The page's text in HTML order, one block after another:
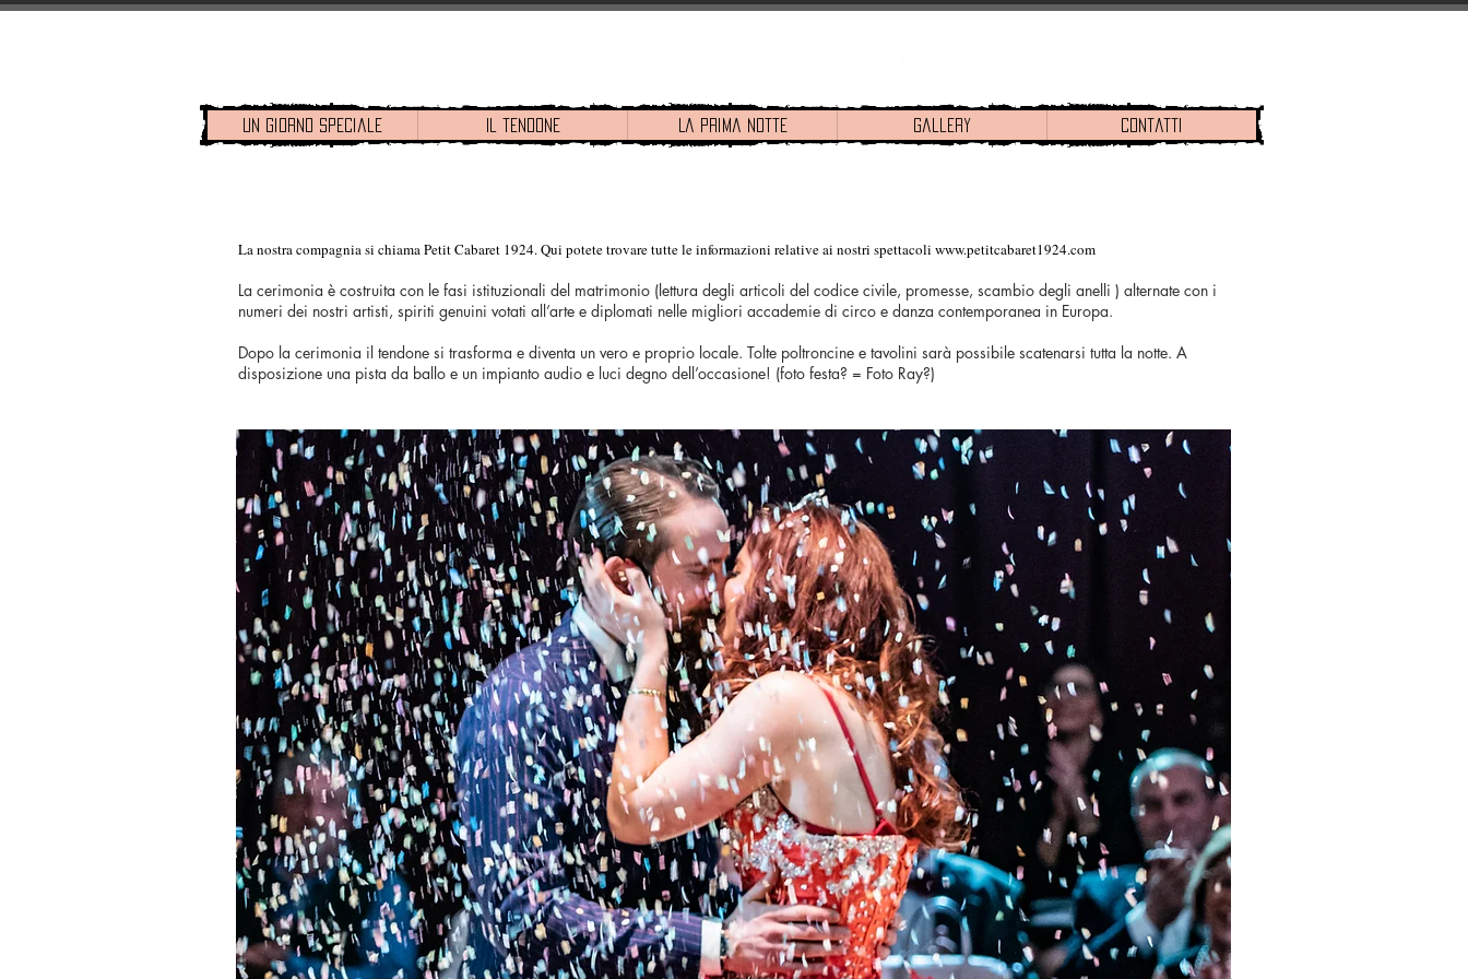
Un Giorno Speciale Il tendone La prima notte Gallery Contatti
La nostra compagnia si chiama Petit Cabaret 1924. Qui potete trovare tutte le informazioni relative ai nostri spettacoli www.petitcabaret1924.com
La cerimonia è costruita con le fasi istituzionali del matrimonio (lettura degli articoli del codice civile, promesse, scambio degli anelli ) alternate con i
numeri dei nostri artisti, spiriti genuini votati all’arte e diplomati nelle migliori accademie di circo e danza contemporanea in Europa.
Dopo la cerimonia il tendone si trasforma e diventa un vero e proprio locale. Tolte poltroncine e tavolini sarà possibile scatenarsi tutta la notte. A
disposizione una pista da ballo e un impianto audio e luci degno dell’occasione! (foto festa? = Foto Ray?)